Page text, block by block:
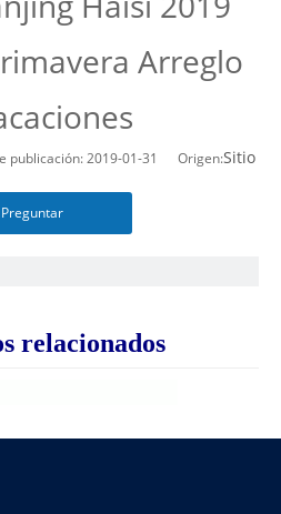
Arreglo
2019-01-31 Origen:Sitio
Preguntar
relacionados